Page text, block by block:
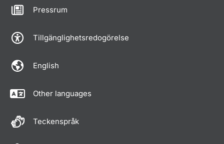
Pressrum
Tillgänglighetsredogörelse
English
Other languages
Teckenspråk